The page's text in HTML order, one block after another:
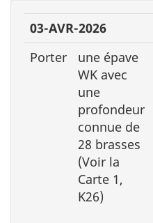
03-AVR-2026
Porter
une épave
WK avec
une
profondeur
connue de
28 brasses
(Voir la
Carte 1,
K26)